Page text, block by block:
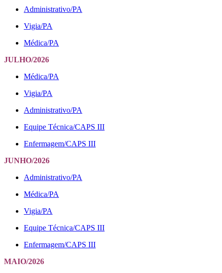
Administrativo/PA
Vigia/PA
Médica/PA
JULHO/2026
Médica/PA
Vigia/PA
Administrativo/PA
Equipe Técnica/CAPS III
Enfermagem/CAPS III
JUNHO/2026
Administrativo/PA
Médica/PA
Vigia/PA
Equipe Técnica/CAPS III
Enfermagem/CAPS III
MAIO/2026